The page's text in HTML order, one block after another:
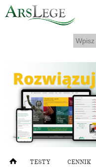
TESTY CENNIK